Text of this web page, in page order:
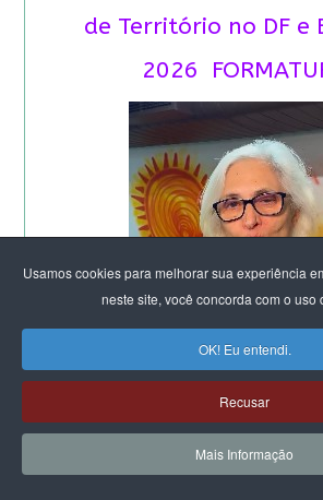
Usamos cookies para melhorar sua experiência
neste site, você concorda com o uso
OK! Eu entendi.
Recusar
Mais Informação
de Território no DF e
2026